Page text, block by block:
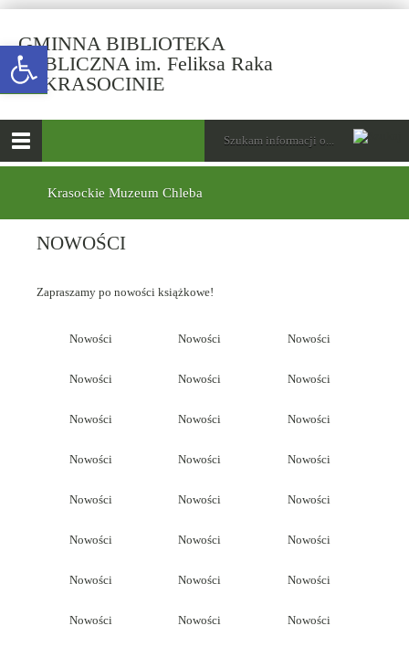
Open toolbar
GMINNA BIBLIOTEKA
PUBLICZNA im. Feliksa Raka
W KRASOCINIE-
górne
Otwórz
menu
wpisz
szukaną
Krasockie Muzeum Chleba
NOWOŚCI
Zapraszamy po nowości książkowe!
Nowości Nowości Nowości
Nowości Nowości Nowości
Nowości Nowości Nowości
Nowości Nowości Nowości
Nowości Nowości Nowości
Nowości Nowości Nowości
Nowości Nowości Nowości
Nowości Nowości Nowości